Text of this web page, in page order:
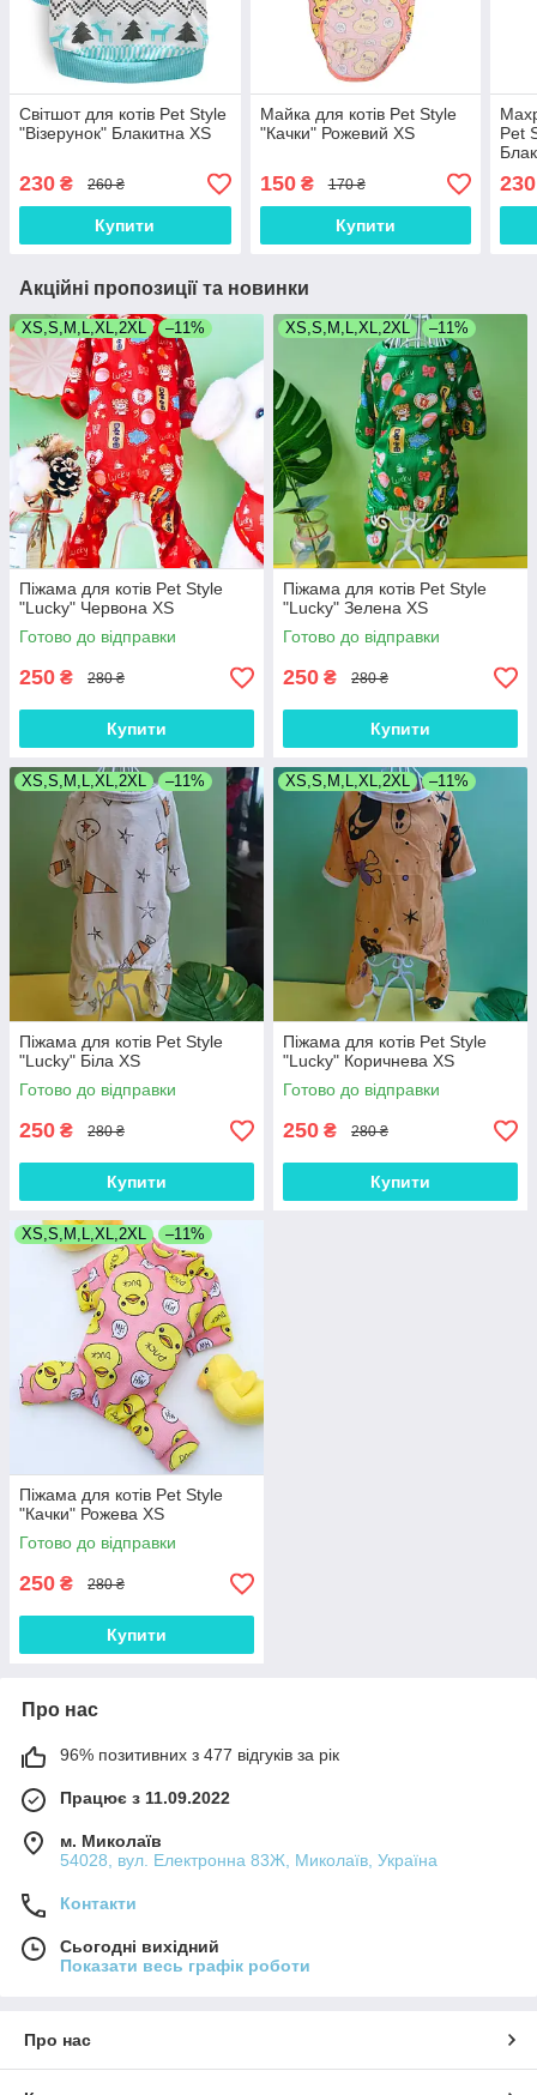
Світшот для котів Pet Style
"Візерунок" Блакитна XS
230 ₴ 260 ₴
Купити
Майка для котів Pet Style
"Качки" Рожевий XS
150₴ 170 ₴
Купити
Pet
230
Акційні пропозиції та новинки
XS,S,M,L,XL,2XL –11%
Піжама для котів Pet Style
"Lucky" Червона XS
Готово до відправки
250 ₴ 280 ₴
Купити
XS,S,M,L,XL,2XL –11%
Піжама для котів Pet Style
"Lucky" Зелена XS
Готово до відправки
250 ₴ 280 ₴
Купити
XS,S,M,L,XL,2XL –11%
Піжама для котів Pet Style
"Lucky" Біла XS
Готово до відправки
250 ₴ 280 ₴
Купити
XS,S,M,L,XL,2XL –11%
Піжама для котів Pet Style
"Lucky" Коричнева XS
Готово до відправки
250 ₴ 280 ₴
Купити
XS,S,M,L,XL,2XL –11%
Піжама для котів Pet Style
"Качки" Рожева XS
Готово до відправки
250 ₴ 280 ₴
Купити
Про нас
96% позитивних з 477 відгуків за рік
Працює з 11.09.2022
м. Миколаїв
54028, вул. Електронна 83Ж, Миколаїв, Україна
Контакти
Сьогодні вихідний
Показати весь графік роботи
Про нас